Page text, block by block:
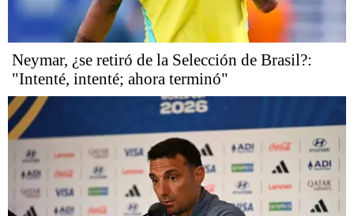
Neymar, ¿se retiró de la Selección de Brasil?:
"Intenté, intenté; ahora terminó"